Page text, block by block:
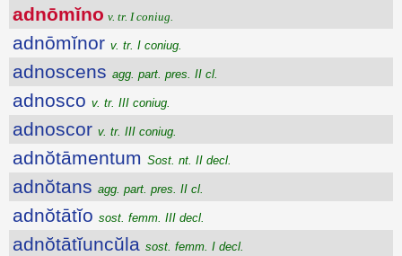
adnōmĭno v. tr. I coniug.
adnōmĭnor v. tr. I coniug.
adnoscens agg. part. pres. II cl.
adnosco v. tr. III coniug.
adnoscor v. tr. III coniug.
adnŏtāmentum Sost. nt. II decl.
adnŏtans agg. part. pres. II cl.
adnŏtātĭo sost. femm. III decl.
adnŏtātĭuncŭla sost. femm. I decl.